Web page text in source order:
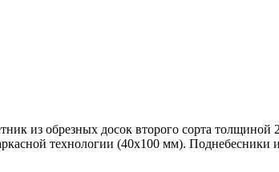
из обрезных досок второго сорта
технологии (40х100 мм).